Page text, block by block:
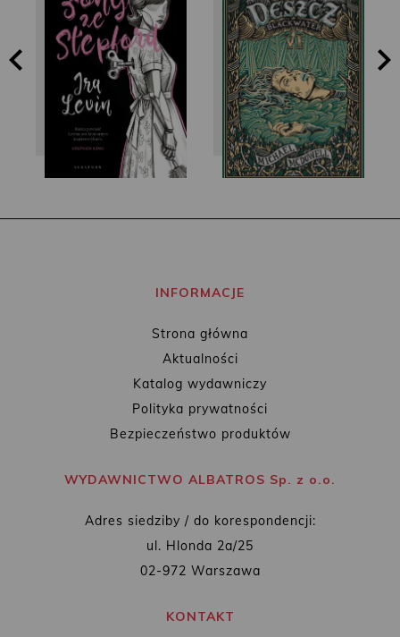
Ira Levin Michael McDowell
INFORMACJE
Strona główna
Aktualności
Katalog wydawniczy
Polityka prywatności
Bezpieczeństwo produktów
WYDAWNICTWO ALBATROS Sp. z o.o.
Adres siedziby / do korespondencji:
ul. Hlonda 2a/25
02-972 Warszawa
KONTAKT